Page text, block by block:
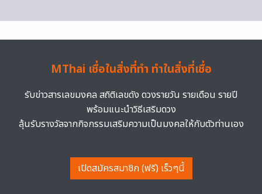
MThai เชื่อในสิ่งที่ทำ ทำในสิ่งที่เชื่อ
รับข่าวสารเลขมงคล สถิติเลขดัง ดวงรายวัน รายเดือน รายปี
พร้อมแนะนำวิธีเสริมดวง
ลุ้นรับรางวัลจากกิจกรรมเสริมความเป็นมงคลให้กับตัวท่านเอง
เปิดสมัครสมาชิก (ฟรี) เร็วๆนี้